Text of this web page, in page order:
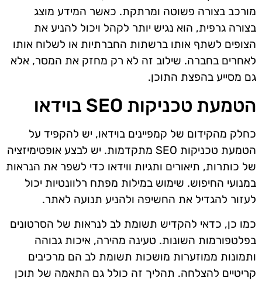
מורכב בצורה פשוטה ומרתקת. כאשר המידע מוצג
בצורה גרפית, הוא נגיש יותר לקהל ויכול להניע את
הצופים לשתף אותו ברשתות החברתיות או לשלוח אותו
לאחרים בחברה. שילוב זה לא רק מחזק את המסר, אלא
גם מסייע בהפצת התוכן.
הטמעת טכניקות SEO בוידאו
כחלק מהקידום של קמפיינים בוידאו, יש להקפיד על
הטמעת טכניקות SEO מתקדמות. יש לבצע אופטימיזציה
של כותרות, תיאורים ותגיות ווידאו כדי לשפר את הנראות
במנועי החיפוש. שימוש במילות מפתח רלוונטיות יכול
לעזור להגדיל את החשיפה ולהניע תנועה לאתר.
כמו כן, כדאי להקדיש תשומת לב לנראות של הסרטונים
בפלטפורמות השונות. טעינה מהירה, איכות גבוהה
ותמונות ממוזערות מושכות תשומת לב הם מרכיבים
קריטיים להצלחה. תהליך זה כולל גם התאמה של תוכן